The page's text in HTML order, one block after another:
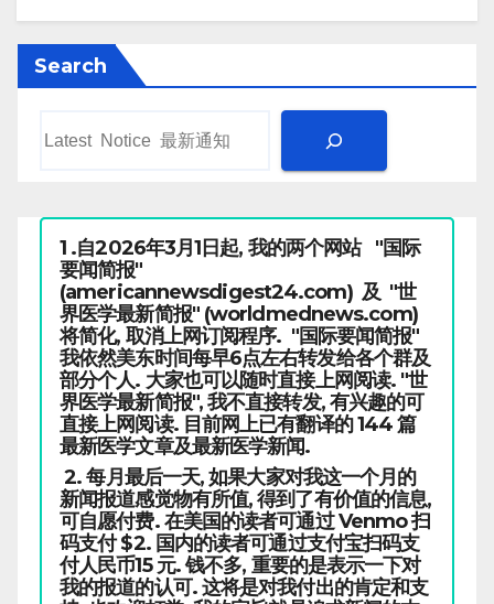
Search
1 .自2026年3月1日起, 我的两个网站 "国际
要闻简报"
(americannewsdigest24.com) 及 "世
界医学最新简报" (worldmednews.com)
将简化, 取消上网订阅程序. "国际要闻简报"
我依然美东时间每早6点左右转发给各个群及
部分个人. 大家也可以随时直接上网阅读. "世
界医学最新简报", 我不直接转发, 有兴趣的可
直接上网阅读. 目前网上已有翻译的 144 篇
最新医学文章及最新医学新闻.
2. 每月最后一天, 如果大家对我这一个月的
新闻报道感觉物有所值, 得到了有价值的信息,
可自愿付费. 在美国的读者可通过 Venmo 扫
码支付 $2. 国内的读者可通过支付宝扫码支
付人民币15 元. 钱不多, 重要的是表示一下对
我的报道的认可. 这将是对我付出的肯定和支